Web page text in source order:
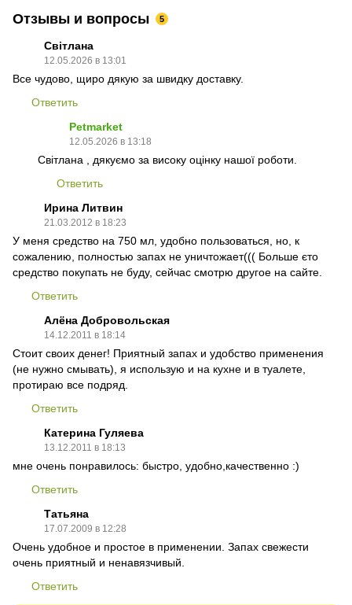
Отзывы и вопросы 5
Світлана
12.05.2026 в 13:01
Все чудово, щиро дякую за швидку доставку.
Ответить
Petmarket
12.05.2026 в 13:18
Світлана , дякуємо за високу оцінку нашої роботи.
Ответить
Ирина Литвин
21.03.2012 в 18:23
У меня средство на 750 мл, удобно пользоваться, но, к
сожалению, полностью запах не уничтожает((( Больше єто
средство покупать не буду, сейчас смотрю другое на сайте.
Ответить
Алёна Добровольская
14.12.2011 в 18:14
Стоит своих денег! Приятный запах и удобство применения
(не нужно смывать), я использую и на кухне и в туалете,
протираю все подряд.
Ответить
Катерина Гуляева
13.12.2011 в 18:13
мне очень понравилось: быстро, удобно,качественно :)
Ответить
Татьяна
17.07.2009 в 12:28
Очень удобное и простое в применении. Запах свежести
очень приятный и ненавязчивый.
Ответить